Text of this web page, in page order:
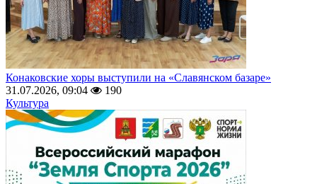
Конаковские хоры выступили на «Славянском базаре»
31.07.2026, 09:04
190
Культура